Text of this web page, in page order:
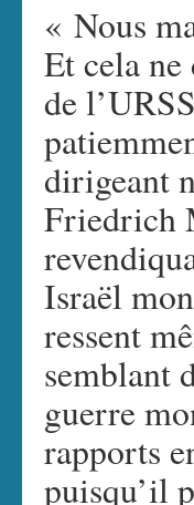
« Nous
Et cela
de
dirigeant
Friedrich
Israël
ressent
semblant
guerre
rapports
puisqu’il